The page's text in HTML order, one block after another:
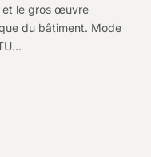
et le gros œuvre
du bâtiment. Mode